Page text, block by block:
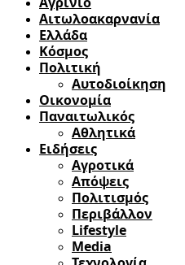
Αιτωλοακαρνανία
Ελλάδα
Κόσμος
Πολιτική
Αυτοδιοίκηση
Οικονομία
Παναιτωλικός
Αθλητικά
Ειδήσεις
Αγροτικά
Απόψεις
Πολιτισμός
Περιβάλλον
Lifestyle
Media